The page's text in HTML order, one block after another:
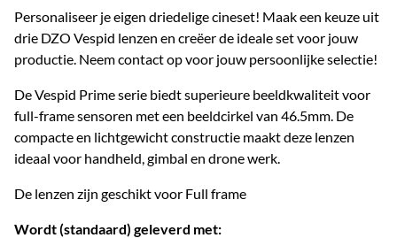
Personaliseer je eigen driedelige cineset! Maak een keuze uit
drie DZO Vespid lenzen en creëer de ideale set voor jouw
productie. Neem contact op voor jouw persoonlijke selectie!
De Vespid Prime serie biedt superieure beeldkwaliteit voor
full-frame sensoren met een beeldcirkel van 46.5mm. De
compacte en lichtgewicht constructie maakt deze lenzen
ideaal voor handheld, gimbal en drone werk.
De lenzen zijn geschikt voor Full frame
Wordt (standaard) geleverd met: